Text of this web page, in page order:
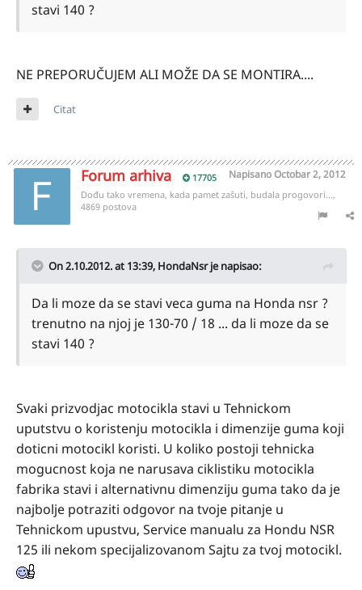
stavi 140 ?
NE PREPORUČUJEM ALI MOŽE DA SE MONTIRA....
Citat
Forum arhiva 17705 NapisanoOctobar 2, 2012
Dođu tako vremena, kada pamet zašuti, budala progovori...,
4869 postova
On 2.10.2012. at 13:39, HondaNsr je napisao:
Da li moze da se stavi veca guma na Honda nsr ?
trenutno na njoj je 130-70 / 18 ... da li moze da se
stavi 140 ?
Svaki prizvodjac motocikla stavi u Tehnickom
uputstvu o koristenju motocikla i dimenzije guma koji
doticni motocikl koristi. U koliko postoji tehnicka
mogucnost koja ne narusava ciklistiku motocikla
fabrika stavi i alternativnu dimenziju guma tako da je
najbolje potraziti odgovor na tvoje pitanje u
Tehnickom upustvu, Service manualu za Hondu NSR
125 ili nekom specijalizovanom Sajtu za tvoj motocikl.